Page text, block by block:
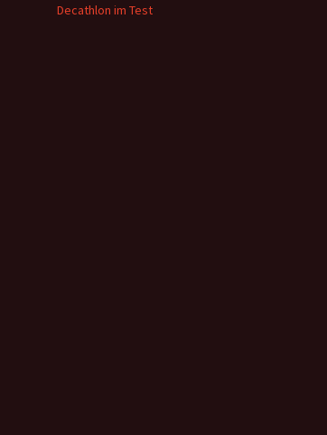
Decathlon im Test